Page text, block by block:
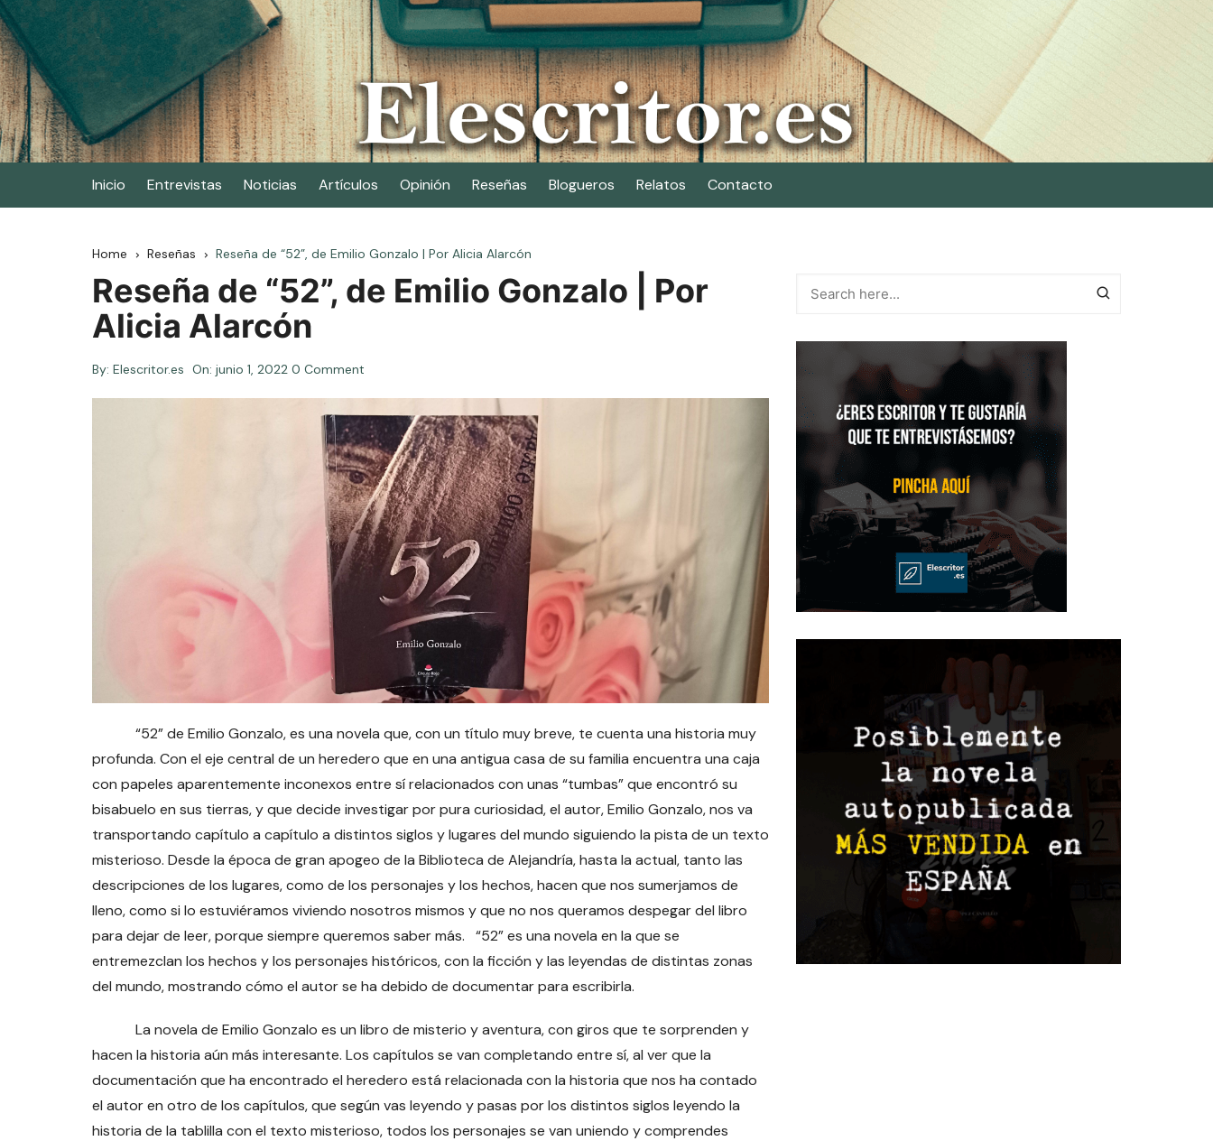
Skip
to
content
Elescritor.es
El periódico digital de los escritores
Inicio Entrevistas Noticias Artículos Opinión Reseñas Blogueros Relatos Contacto
Home Reseñas Reseña de “52”, de Emilio Gonzalo | Por Alicia Alarcón
Reseña de “52”, de Emilio Gonzalo | Por
Alicia Alarcón
By: Elescritor.es On: junio 1, 2022 0 Comment
“52” de Emilio Gonzalo, es una novela que, con un título muy breve, te cuenta una historia muy
profunda. Con el eje central de un heredero que en una antigua casa de su familia encuentra una caja
con papeles aparentemente inconexos entre sí relacionados con unas “tumbas” que encontró su
bisabuelo en sus tierras, y que decide investigar por pura curiosidad, el autor, Emilio Gonzalo, nos va
transportando capítulo a capítulo a distintos siglos y lugares del mundo siguiendo la pista de un texto
misterioso. Desde la época de gran apogeo de la Biblioteca de Alejandría, hasta la actual, tanto las
descripciones de los lugares, como de los personajes y los hechos, hacen que nos sumerjamos de
lleno, como si lo estuviéramos viviendo nosotros mismos y que no nos queramos despegar del libro
para dejar de leer, porque siempre queremos saber más. “52” es una novela en la que se
entremezclan los hechos y los personajes históricos, con la ficción y las leyendas de distintas zonas
del mundo, mostrando cómo el autor se ha debido de documentar para escribirla.
La novela de Emilio Gonzalo es un libro de misterio y aventura, con giros que te sorprenden y
hacen la historia aún más interesante. Los capítulos se van completando entre sí, al ver que la
documentación que ha encontrado el heredero está relacionada con la historia que nos ha contado
el autor en otro de los capítulos, que según vas leyendo y pasas por los distintos siglos leyendo la
historia de la tablilla con el texto misterioso, todos los personajes se van uniendo y comprendes